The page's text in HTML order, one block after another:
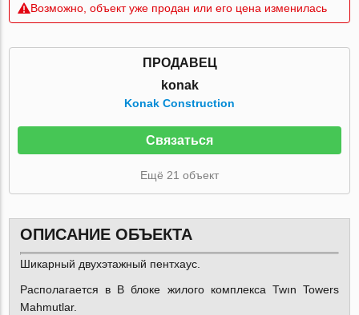
Возможно, объект уже продан или его цена изменилась
ПРОДАВЕЦ
konak
Konak Construction
Связаться
Ещё 21 объект
ОПИСАНИЕ ОБЪЕКТА
Шикарный двухэтажный пентхаус.
Располагается в B блоке жилого комплекса Twın Towers
Mahmutlar.